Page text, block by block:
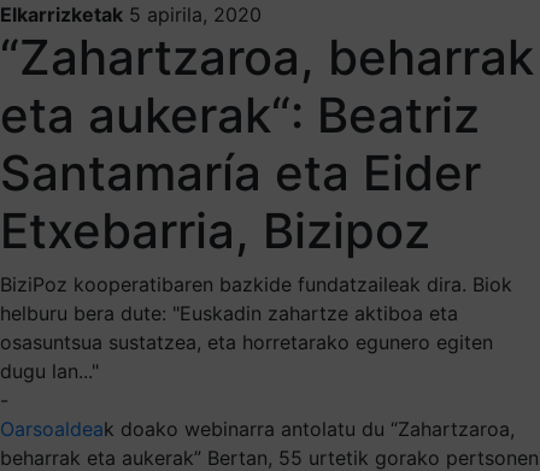
Elkarrizketak 5 apirila, 2020
“Zahartzaroa, beharrak
eta aukerak“: Beatriz
Santamaría eta Eider
Etxebarria, Bizipoz
BiziPoz kooperatibaren bazkide fundatzaileak dira. Biok
helburu bera dute: "Euskadin zahartze aktiboa eta
osasuntsua sustatzea, eta horretarako egunero egiten
dugu lan..."
-
Oarsoaldeak doako webinarra antolatu du “Zahartzaroa,
beharrak eta aukerak” Bertan, 55 urtetik gorako pertsonen